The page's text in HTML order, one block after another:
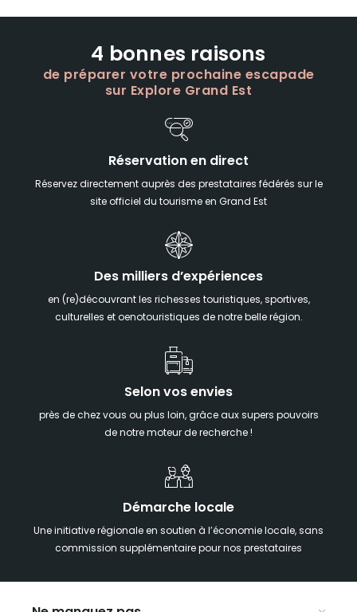
4 bonnes raisons
de préparer votre prochaine escapade
sur Explore Grand Est
Réservation en direct
Réservez directement auprès des prestataires fédérés sur le
site officiel du tourisme en Grand Est
Des milliers d’expériences
en (re)découvrant les richesses touristiques, sportives,
culturelles et oenotouristiques de notre belle région.
Selon vos envies
près de chez vous ou plus loin, grâce aux supers pouvoirs
de notre moteur de recherche !
Démarche locale
Une initiative régionale en soutien à l’économie locale, sans
commission supplémentaire pour nos prestataires